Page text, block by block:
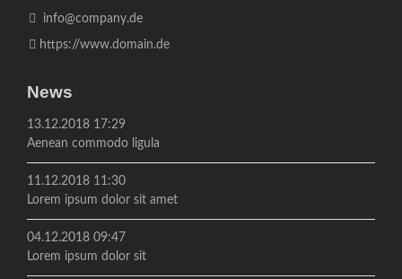
info@company.de
https://www.domain.de
News
13.12.2018 17:29
Aenean commodo ligula
11.12.2018 11:30
Lorem ipsum dolor sit amet
04.12.2018 09:47
Lorem ipsum dolor sit